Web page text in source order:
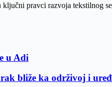
pravci razvoja tekstilnog
u Adi
bliže ka održivoj i